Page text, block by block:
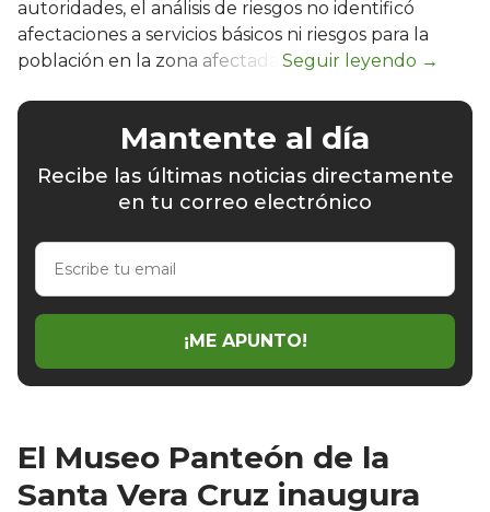
autoridades, el análisis de riesgos no identificó
afectaciones a servicios básicos ni riesgos para la
población en la zona afectada.
Mantente al día
Recibe las últimas noticias directamente
en tu correo electrónico
Escribe
email
¡ME APUNTO!
El Museo Panteón de la
Santa Vera Cruz inaugura